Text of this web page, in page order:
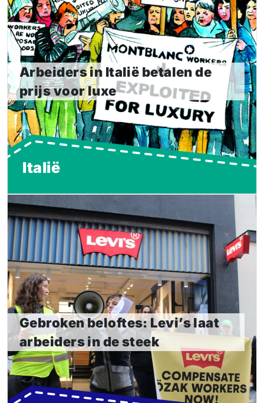
Arbeiders in Italië betalen de
prijs voor luxe
Italië
Luxe merk Montblanc verbrak de nationale collectieve
arbeidsovereenkomst en liet arbeiders in de steek.
Lees meer
Gebroken beloftes: Levi’s laat
arbeiders in de steek
Gebroken beloftes: Levi’s laat
arbeiders in de steek
Gebroken beloftes: Levi’s weigert onterecht ontslagen
arbeiders in Turkije recht te doen.
Lees meer